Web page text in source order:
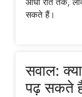
आधी रात तक,
सकते हैं।
सवाल:
पढ़ सकते